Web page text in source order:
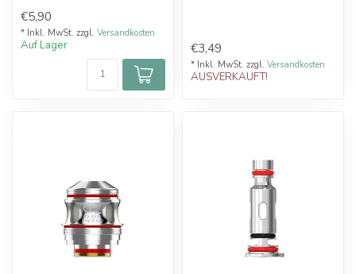
Caliburn...
€5,90
* Inkl. MwSt. zzgl. Versandkosten
Auf Lager €3,49
* Inkl. MwSt. zzgl. Versandkosten
AUSVERKAUFT!